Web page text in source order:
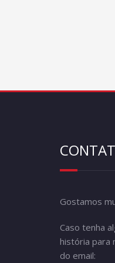
Gostamos
Caso tenha
história para
do email: